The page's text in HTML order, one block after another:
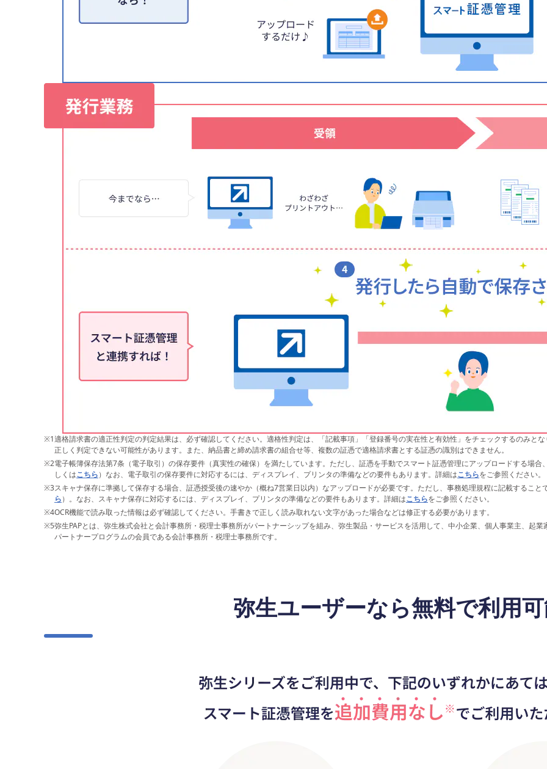
※1適格請求書の適正性判定の判定結果は、必ず確認してください。適格性判定は、「記載事項」「登録番号の実在性と有効性」をチェックするのみと
正しく判定できない可能性があります。また、納品書と締め請求書の組合せ等、複数の証憑で適格請求書とする証憑の識別はできません。
※2電子帳簿保存法第7条（電子取引）の保存要件（真実性の確保）を満たしています。ただし、証憑を手動でスマート証憑管理にアップロードする場
しくはこちら）なお、電子取引の保存要件に対応するには、ディスプレイ、プリンタの準備などの要件もあります。詳細はこちらをご参照ください。
※3スキャナ保存に準拠して保存する場合、証憑授受後の速やか（概ね7営業日以内）なアップロードが必要です。ただし、事務処理規程に記載するこ
ら）。なお、スキャナ保存に対応するには、ディスプレイ、プリンタの準備などの要件もあります。詳細はこちらをご参照ください。
※4OCR機能で読み取った情報は必ず確認してください。手書きで正しく読み取れない文字があった場合などは修正する必要があります。
※5弥生PAPとは、弥生株式会社と会計事務所・税理士事務所がパートナーシップを組み、弥生製品・サービスを活用して、中小企業、個人事業主、起
パートナープログラムの会員である会計事務所・税理士事務所です。
弥生ユーザーなら無料で利用